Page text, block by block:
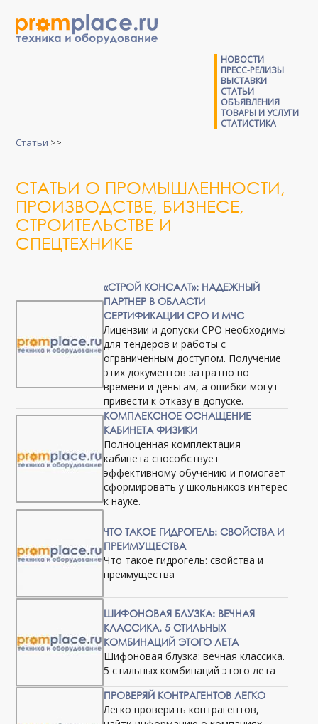
НОВОСТИ
ПРЕСС-РЕЛИЗЫ
ВЫСТАВКИ
СТАТЬИ
ОБЪЯВЛЕНИЯ
ТОВАРЫ И УСЛУГИ
СТАТИСТИКА
Статьи >>
СТАТЬИ О ПРОМЫШЛЕННОСТИ,
ПРОИЗВОДСТВЕ, БИЗНЕСЕ,
СТРОИТЕЛЬСТВЕ И
СПЕЦТЕХНИКЕ
«СТРОЙ КОНСАЛТ»: НАДЕЖНЫЙ
ПАРТНЕР В ОБЛАСТИ
СЕРТИФИКАЦИИ СРО И МЧС
Лицензии и допуски СРО необходимы
для тендеров и работы с
ограниченным доступом. Получение
этих документов затратно по
времени и деньгам, а ошибки могут
привести к отказу в допуске.
КОМПЛЕКСНОЕ ОСНАЩЕНИЕ
КАБИНЕТА ФИЗИКИ
Полноценная комплектация
кабинета способствует
эффективному обучению и помогает
сформировать у школьников интерес
к науке.
ЧТО ТАКОЕ ГИДРОГЕЛЬ: СВОЙСТВА И
ПРЕИМУЩЕСТВА
Что такое гидрогель: свойства и
преимущества
ШИФОНОВАЯ БЛУЗКА: ВЕЧНАЯ
КЛАССИКА. 5 СТИЛЬНЫХ
КОМБИНАЦИЙ ЭТОГО ЛЕТА
Шифоновая блузка: вечная классика.
5 стильных комбинаций этого лета
ПРОВЕРЯЙ КОНТРАГЕНТОВ ЛЕГКО
Легко проверить контрагентов,